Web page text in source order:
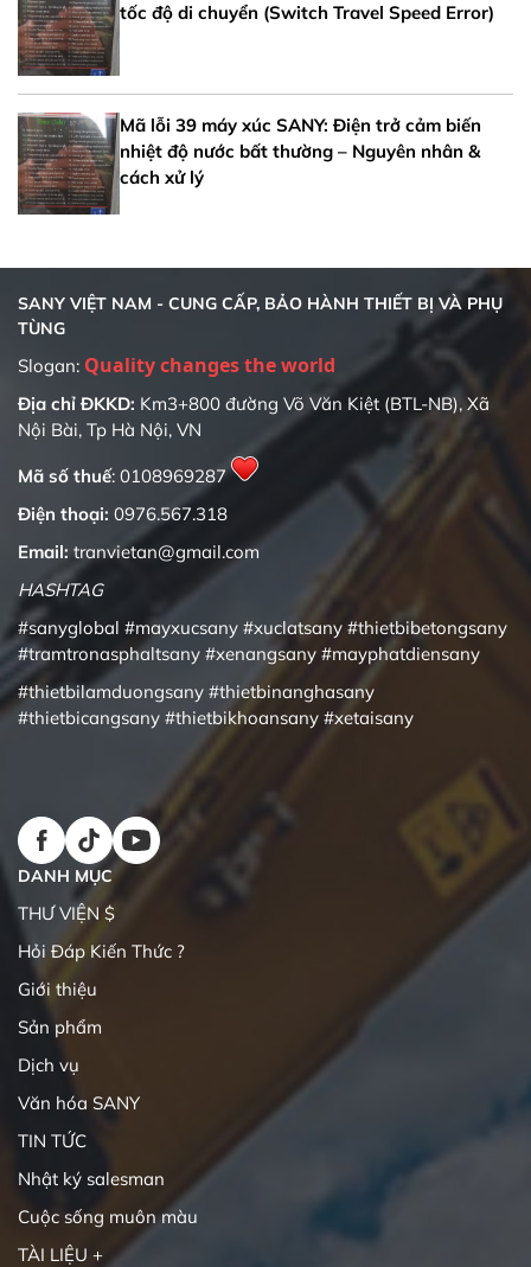
tốc độ di chuyển (Switch Travel Speed Error)
Mã lỗi 39 máy xúc SANY: Điện trở cảm biến
nhiệt độ nước bất thường – Nguyên nhân &
cách xử lý
SANY VIỆT NAM - CUNG CẤP, BẢO HÀNH THIẾT BỊ VÀ PHỤ
TÙNG
Slogan: Quality changes the world
Địa chỉ ĐKKD: Km3+800 đường Võ Văn Kiệt (BTL-NB), Xã
Nội Bài, Tp Hà Nội, VN
Mã số thuế: 0108969287
Điện thoại: 0976.567.318
Email: tranvietan@gmail.com
HASHTAG
#sanyglobal #mayxucsany #xuclatsany #thietbibetongsany
#tramtronasphaltsany #xenangsany #mayphatdiensany
#thietbilamduongsany #thietbinanghasany
#thietbicangsany #thietbikhoansany #xetaisany
DANH MỤC
THƯ VIỆN $
Hỏi Đáp Kiến Thức ?
Giới thiệu
Sản phẩm
Dịch vụ
Văn hóa SANY
TIN TỨC
Nhật ký salesman
Cuộc sống muôn màu
TÀI LIỆU +